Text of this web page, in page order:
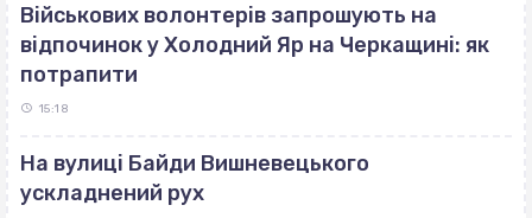
Військових волонтерів запрошують на
відпочинок у Холодний Яр на Черкащині: як
потрапити
15:18
На вулиці Байди Вишневецького
ускладнений рух